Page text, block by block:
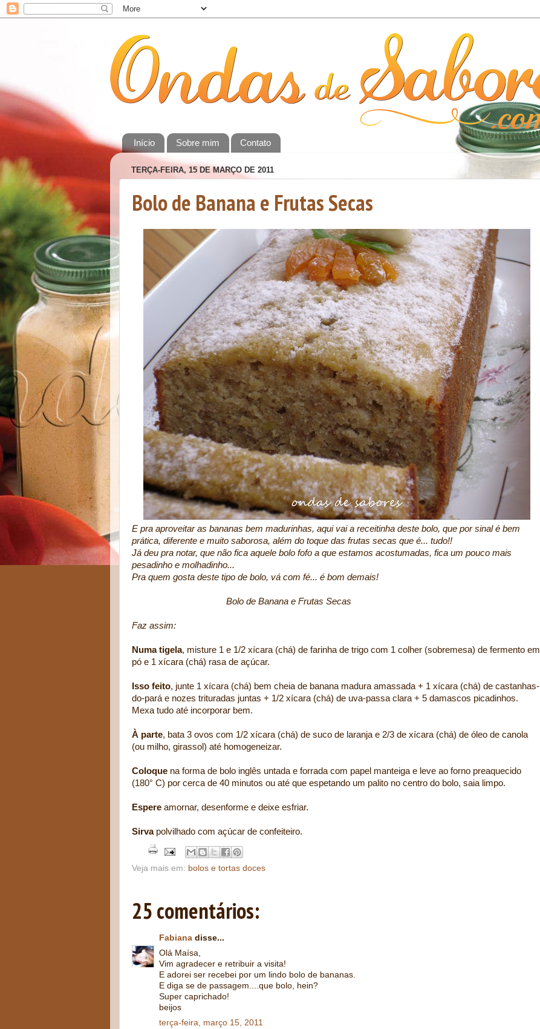
Início Sobre mim Contato
TERÇA-FEIRA, 15 DE MARÇO DE 2011
Bolo de Banana e Frutas Secas
E pra aproveitar as bananas bem madurinhas, aqui vai a receitinha deste bolo, que por sinal é bem
prática, diferente e muito saborosa, além do toque das frutas secas que é... tudo!!
Já deu pra notar, que não fica aquele bolo fofo a que estamos acostumadas, fica um pouco mais
pesadinho e molhadinho...
Pra quem gosta deste tipo de bolo, vá com fé... é bom demais!
Bolo de Banana e Frutas Secas
Faz assim:
Numa tigela, misture 1 e 1/2 xícara (chá) de farinha de trigo com 1 colher (sobremesa) de fermento em
pó e 1 xícara (chá) rasa de açúcar.
Isso feito, junte 1 xícara (chá) bem cheia de banana madura amassada + 1 xícara (chá) de castanhas-
do-pará e nozes trituradas juntas + 1/2 xícara (chá) de uva-passa clara + 5 damascos picadinhos.
Mexa tudo até incorporar bem.
À parte, bata 3 ovos com 1/2 xícara (chá) de suco de laranja e 2/3 de xícara (chá) de óleo de canola
(ou milho, girassol) até homogeneizar.
Coloque na forma de bolo inglês untada e forrada com papel manteiga e leve ao forno preaquecido
(180° C) por cerca de 40 minutos ou até que espetando um palito no centro do bolo, saia limpo.
Espere amornar, desenforme e deixe esfriar.
Sirvapolvilhado com açúcar de confeiteiro.
Veja mais em: bolos e tortas doces
25 comentários:
Fabiana disse...
Olá Maísa,
Vim agradecer e retribuir a visita!
E adorei ser recebei por um lindo bolo de bananas.
E diga se de passagem....que bolo, hein?
Super caprichado!
beijos
terça-feira, março 15, 2011